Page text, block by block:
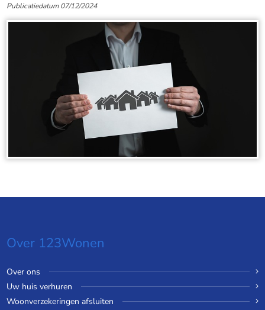
Publicatiedatum 07/12/2024
Over 123Wonen
Over ons
Uw huis verhuren
Woonverzekeringen afsluiten